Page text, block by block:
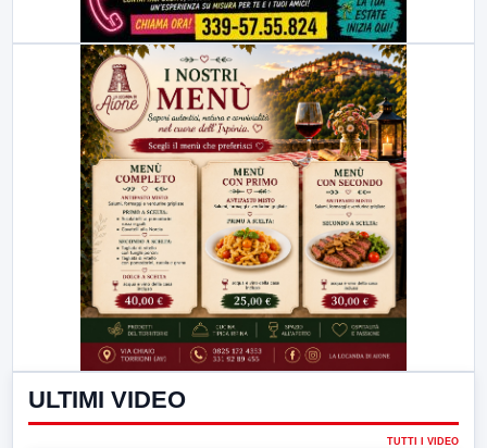
ULTIMI VIDEO
TUTTI I VIDEO